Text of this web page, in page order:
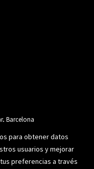
Barcelona
para obtener datos
usuarios y mejorar
preferencias a través